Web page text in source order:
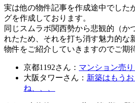
実は他の物件記事を作成途中でした
グを作成しております。
同じスムラボ関西勢から悲観的（か
れたため、それを打ち消す魅力的な
物件をご紹介していきますのでご期
京都1192さん： マンション売り
大阪タワーさん： 新築はもう
ね、、、